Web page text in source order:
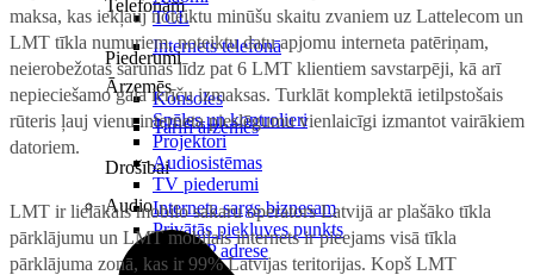
Telefonam
Internets telefonā
Ārzemēs
Tarifi ārzemēs
Drošībai
Interneta sargs biznesam
Privātās piekļuves punkts
Reālā IP adrese
TCL
Piederumi
Konsoles
Spēles un kontrolieri
Projektori
Audiosistēmas
TV piederumi
Audio
maksa, kas iekļauj noteiktu minūšu skaitu zvaniem uz Lattelecom un
LMT tīkla numuriem, noteiktu datu apjomu interneta patēriņam,
neierobežotas sarunas līdz pat 6 LMT klientiem savstarpēji, kā arī
nepieciešamo gala ierīču izmaksas. Turklāt komplektā ietilpstošais
rūteris ļauj vienu interneta pieslēgumu vienlaicīgi izmantot vairākiem
datoriem.
LMT ir lielākais mobilo sakaru operators Latvijā ar plašāko tīkla
pārklājumu un LMT mobilais internets ir pieejams visā tīkla
pārklājuma zonā, kas ir 99% Latvijas teritorijas. Kopš LMT